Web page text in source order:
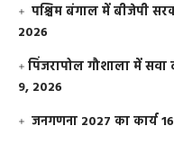
पश्चिम बंगाल में बीजेपी
2026
​पिंजरापोल गौशाला में सवा
9, 2026
जनगणना 2027 का कार्य